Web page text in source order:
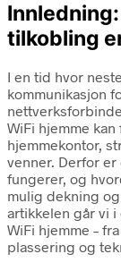
tilkobling
I en tid hvor
kommunikasjon
WiFi hjemme
hjemmekontor,
venner. Derfor
fungerer, og
mulig dekning
artikkelen går vi
WiFi hjemme –
plassering og